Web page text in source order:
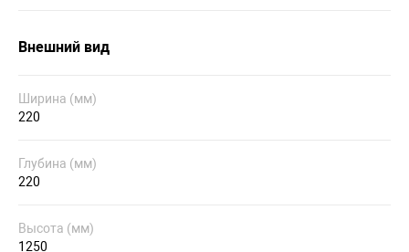
Внешний вид
Ширина (мм)
220
Глубина (мм)
220
Высота (мм)
1250